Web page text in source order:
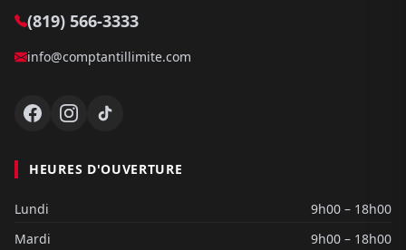
(819) 566-3333
info@comptantillimite.com
HEURES D'OUVERTURE
Lundi
9h00 – 18h00
Mardi
9h00 – 18h00